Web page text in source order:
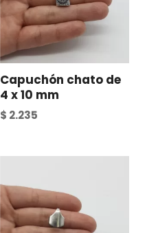
Capuchón chato de
4 x 10 mm
$ 2.235